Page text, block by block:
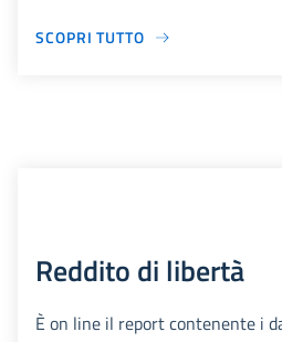
SCOPRI TUTTO
Reddito di libertà
È on line il report contenente i